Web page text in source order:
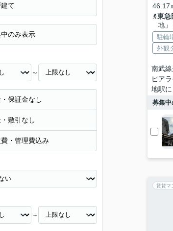
46.17
東急
地」
駐輪
外観
南武
ピア
地駅
募集中
賃貸マ
て
のみ表示
～
保証金なし
敷引なし
・管理費込み
～